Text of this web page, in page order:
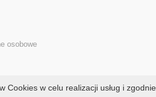
osobowe
Copyright © 2013 - 2026specprawnik.pl
Cookies w celu realizacji usług i